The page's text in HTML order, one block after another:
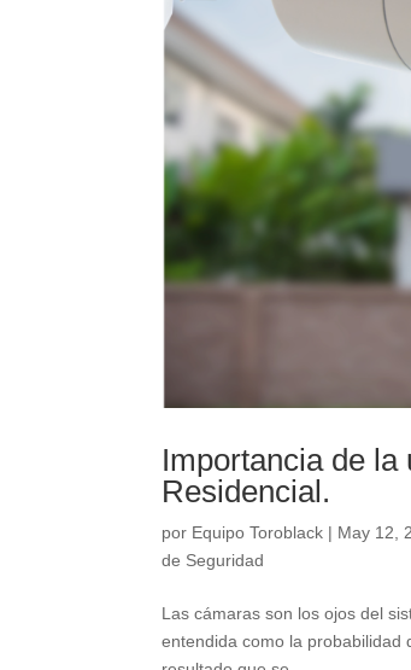
Importancia de
Residencial.
por Equipo Toroblack | May 12,
de Seguridad
Las cámaras son los ojos del
entendida como la probabilidad